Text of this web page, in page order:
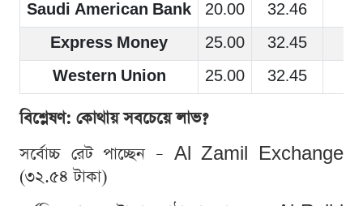
Saudi American Bank
20.00 32.46
Express Money
25.00 32.45
Western Union
25.00 32.45
বিশ্লেষণ: কোথায় সবচেয়ে লাভ?
সর্বোচ্চ রেট পাচ্ছেন – Al Zamil Exchange
(৩২.৫৪ টাকা)